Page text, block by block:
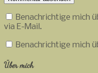
Benachrichtige mich
via E-Mail.
Benachrichtige mich
Über mich